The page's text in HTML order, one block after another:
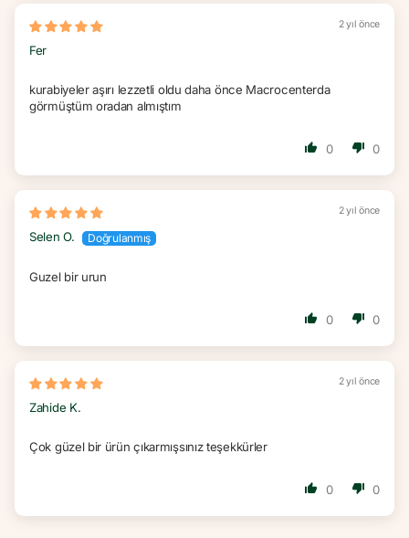
2 yıl önce
Fer
kurabiyeler aşırı lezzetli oldu daha önce Macrocenterda
görmüştüm oradan almıştım
0 0
2 yıl önce
Selen O.
Guzel bir urun
0 0
2 yıl önce
Zahide K.
Çok güzel bir ürün çıkarmışsınız teşekkürler
0 0